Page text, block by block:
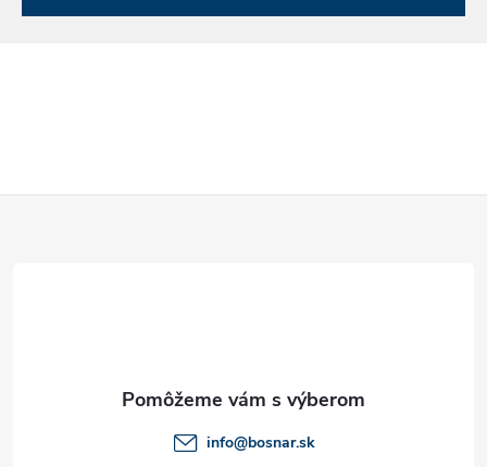
info@bosnar.sk